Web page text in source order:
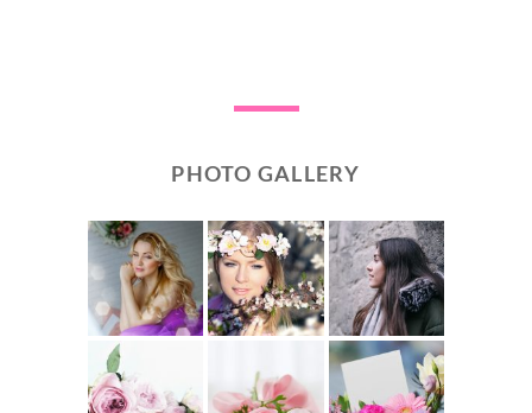
PHOTO GALLERY